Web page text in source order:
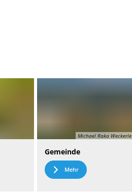
Michael Raka Weckerle
Gemeinde
Mehr